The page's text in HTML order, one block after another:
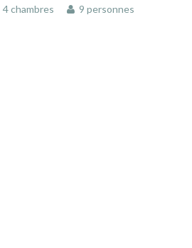
4 chambres 9 personnes